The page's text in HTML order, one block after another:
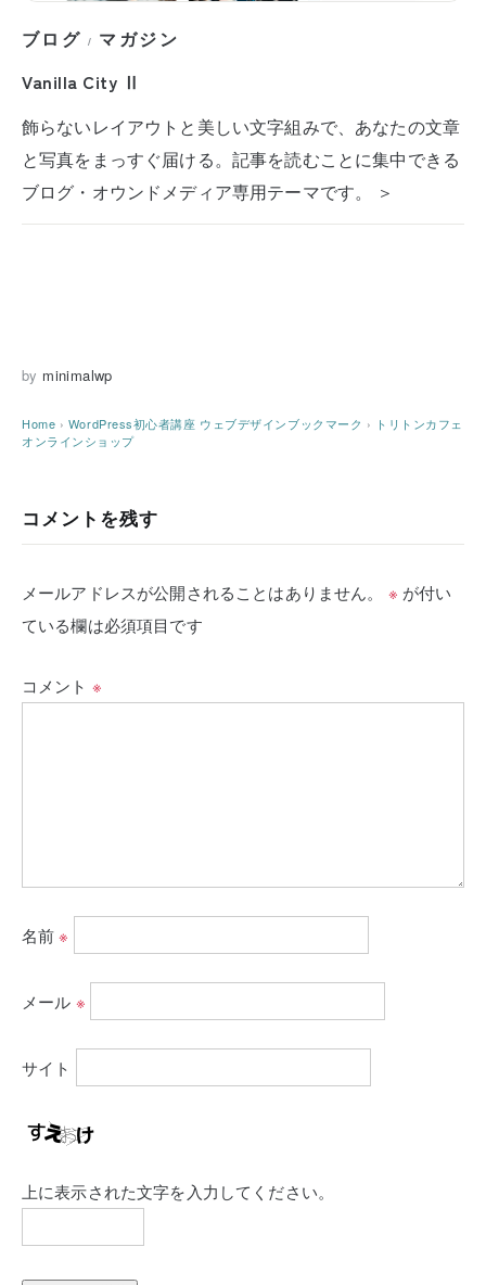
ブログ / マガジン
Vanilla City Ⅱ
飾らないレイアウトと美しい文字組みで、あなたの文章
と写真をまっすぐ届ける。記事を読むことに集中できる
ブログ・オウンドメディア専用テーマです。 ＞
by minimalwp
Home › WordPress初心者講座 ウェブデザインブックマーク › トリトンカフェ
オンラインショップ
コメントを残す
メールアドレスが公開されることはありません。 ※ が付い
ている欄は必須項目です
コメント ※
名前※
メール ※
サイト
上に表示された文字を入力してください。